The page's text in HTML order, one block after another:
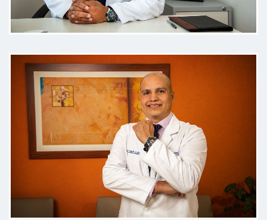
Excelente, todo muy claro me
explico detalladamente el
problema que tengo y poder
programar mi cirugía
Paciente